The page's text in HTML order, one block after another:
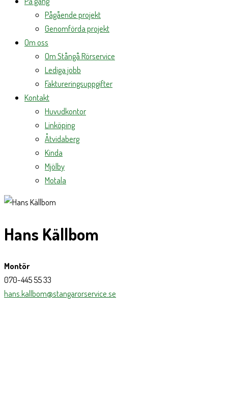
Pågående projekt
Genomförda projekt
Om oss
Om Stångå Rörservice
Lediga jobb
Faktureringsuppgifter
Kontakt
Huvudkontor
Linköping
Åtvidaberg
Kinda
Mjölby
Motala
Hans Källbom
Montör
070-445 55 33
hans.kallbom@stangarorservice.se